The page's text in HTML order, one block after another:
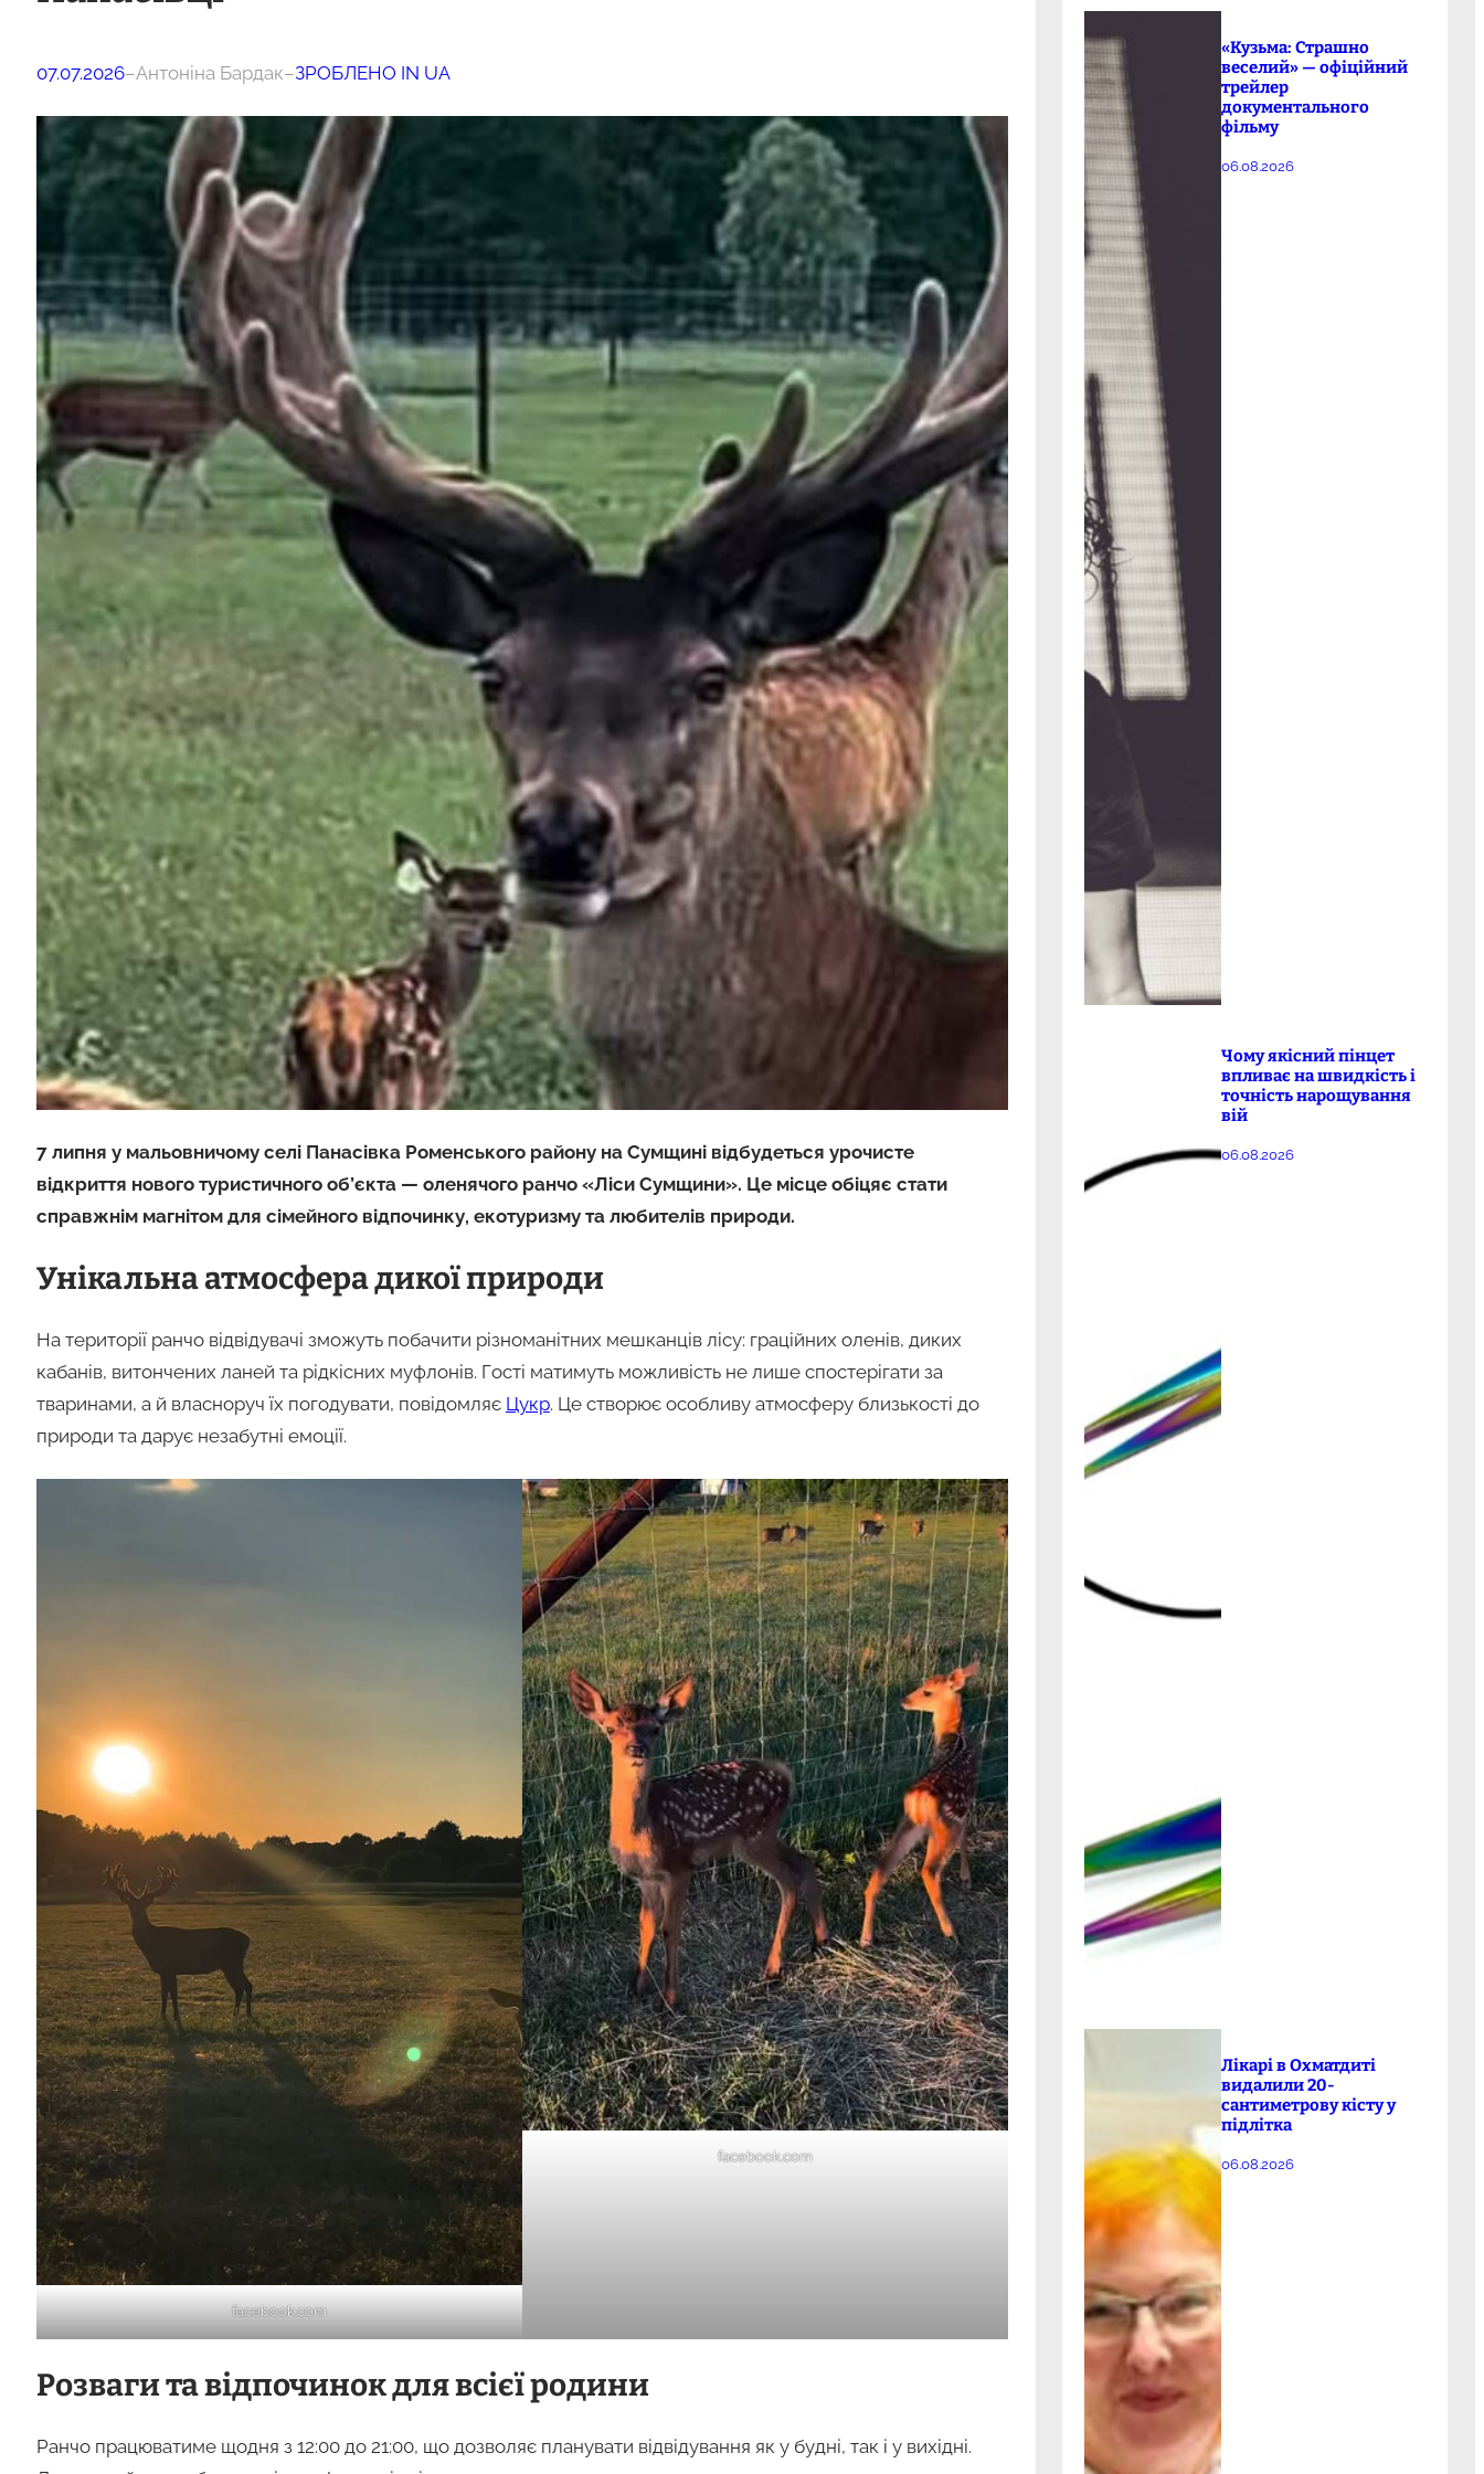
07.07.2026–Антоніна Бардак–ЗРОБЛЕНО IN UA
7 липня у мальовничому селі Панасівка Роменського району на Сумщині відбудеться урочисте
відкриття нового туристичного об’єкта — оленячого ранчо «Ліси Сумщини». Це місце обіцяє стати
справжнім магнітом для сімейного відпочинку, екотуризму та любителів природи.
Унікальна атмосфера дикої природи
На території ранчо відвідувачі зможуть побачити різноманітних мешканців лісу: граційних оленів, диких
кабанів, витончених ланей та рідкісних муфлонів. Гості матимуть можливість не лише спостерігати за
тваринами, а й власноруч їх погодувати, повідомляє Цукр. Це створює особливу атмосферу близькості до
природи та дарує незабутні емоції.
facebook.com
facebook.com
Розваги та відпочинок для всієї родини
Ранчо працюватиме щодня з 12:00 до 21:00, що дозволяє планувати відвідування як у будні, так і у вихідні.
«Кузьма: Страшно
веселий» — офіційний
трейлер
документального
фільму
06.08.2026
Чому якісний пінцет
впливає на швидкість і
точність нарощування
вій
06.08.2026
Лікарі в Охматдиті
видалили 20-
сантиметрову кісту у
підлітка
06.08.2026